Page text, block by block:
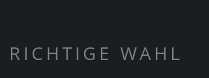
RICHTIGE WAHL